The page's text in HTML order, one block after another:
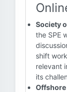
Society
the SPE
shift
relevant
its